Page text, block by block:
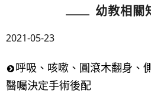
幼教相關
2021-05-23
呼吸、咳嗽、圓滾木翻身、
醫囑決定手術後配